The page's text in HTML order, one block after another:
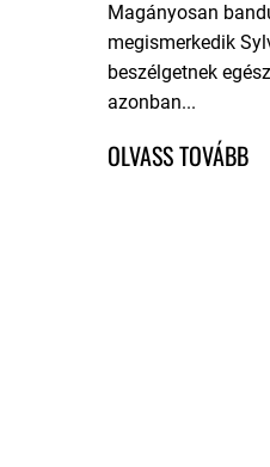
Magányosan
megismerkedik
beszélgetnek
azonban...